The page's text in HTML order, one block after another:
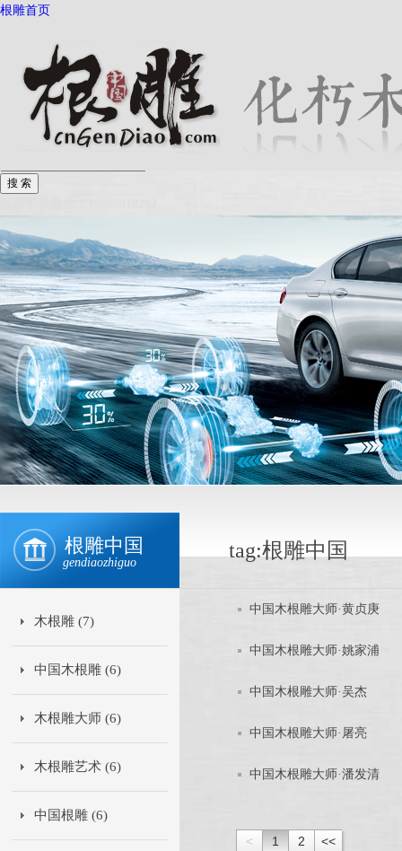
根雕首页
根雕品牌
根雕大师
搜资讯
根雕中国
gendiaozhiguo
tag:根雕中国
木根雕 (7)
中国木根雕 (6)
木根雕大师 (6)
木根雕艺术 (6)
中国根雕 (6)
中国木根雕大师·黄贞庚
中国木根雕大师·姚家浦
中国木根雕大师·吴杰
中国木根雕大师·屠亮
中国木根雕大师·潘发清
< 1 2 <<